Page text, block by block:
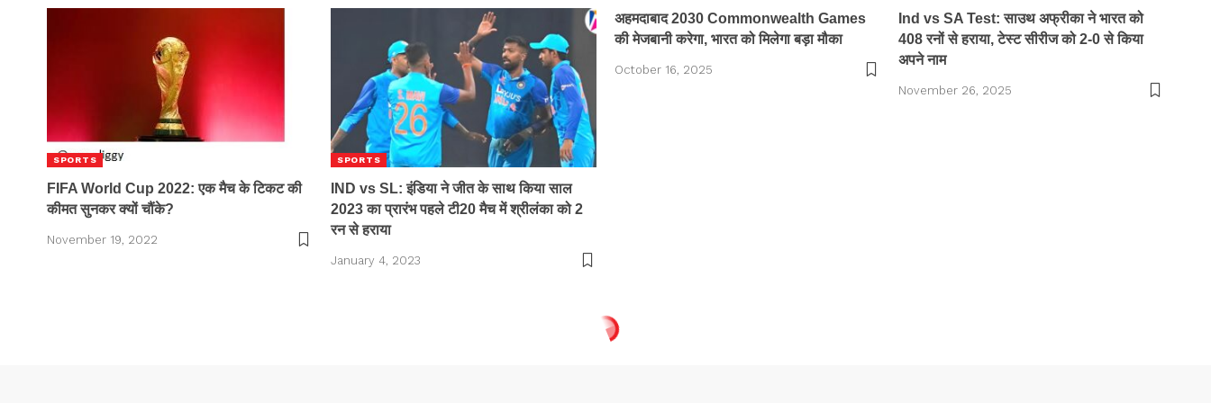
SPORTS
FIFA World Cup 2022: एक मैच के टिकट की
कीमत सुनकर क्यों चौंके?
November 19, 2022
SPORTS
IND vs SL: इंडिया ने जीत के साथ किया साल
2023 का प्रारंभ पहले टी20 मैच में श्रीलंका को 2
रन से हराया
January 4, 2023
अहमदाबाद 2030 Commonwealth Games
की मेजबानी करेगा, भारत को मिलेगा बड़ा मौका
October 16, 2025
Ind vs SA Test: साउथ अफ्रीका ने भारत को
408 रनों से हराया, टेस्ट सीरीज को 2-0 से किया
अपने नाम
November 26, 2025